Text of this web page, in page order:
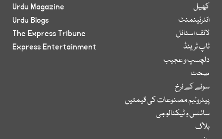
کھیل
انٹرٹینمنٹ
لائف اسٹائل
ٹاپ ٹرینڈ
دلچسپ و عجیب
صحت
سونے کے نرخ
پیٹرولیم مصنوعات کی قیمتیں
سائنس و ٹیکنالوجی
بلاگ
Urdu Magazine
Urdu Blogs
The Express Tribune
Express Entertainment